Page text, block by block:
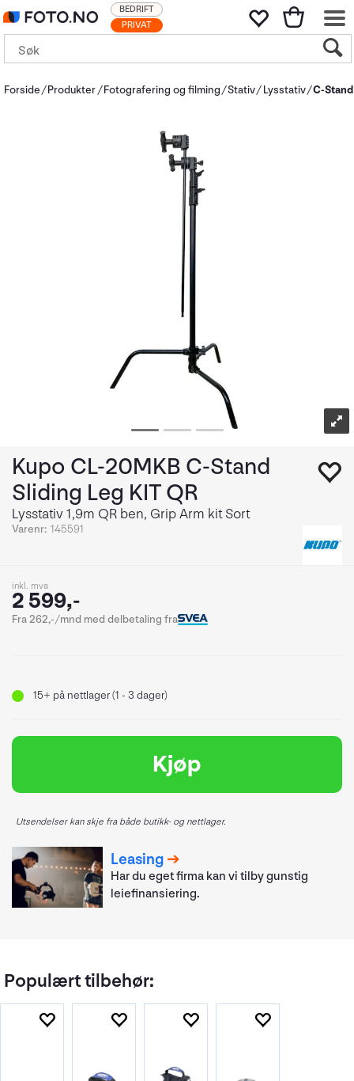
PRIVAT
BEDRIFT
Forside Produkter Fotografering og filming Stativ Lysstativ C-Stand
Kupo CL-20MKB C-Stand
Sliding Leg KIT QR
Lysstativ 1,9m QR ben, Grip Arm kit Sort
Varenr: 145591
inkl. mva
2 599,-
Fra 262,-/mnd med delbetaling fra
15+ på nettlager (1 - 3 dager)
Kjøp
Utsendelser kan skje fra både butikk- og nettlager.
Leasing
Har du eget firma kan vi tilby gunstig
leiefinansiering.
Populært tilbehør: